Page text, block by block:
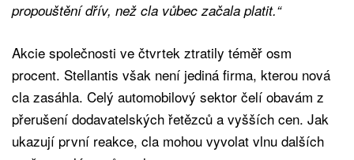
propouštění dřív, než cla vůbec začala platit.“
Akcie společnosti ve čtvrtek ztratily téměř osm
procent. Stellantis však není jediná firma, kterou nová
cla zasáhla. Celý automobilový sektor čelí obavám z
přerušení dodavatelských řetězců a vyšších cen. Jak
ukazují první reakce, cla mohou vyvolat vlnu dalších